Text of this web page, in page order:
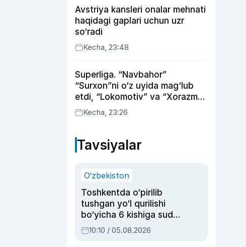
Avstriya kansleri onalar mehnati
haqidagi gaplari uchun uzr
so‘radi
Kecha, 23:48
Superliga. “Navbahor”
“Surxon”ni o‘z uyida mag‘lub
etdi, “Lokomotiv” va “Xorazm”
uyda g‘alaba qozondi
Kecha, 23:26
Tavsiyalar
O‘zbekiston
Toshkentda o‘pirilib
tushgan yo‘l qurilishi
bo‘yicha 6 kishiga sud
hukmi o‘qildi
10:10 / 05.08.2026